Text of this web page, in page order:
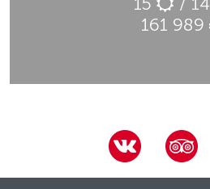
161 989